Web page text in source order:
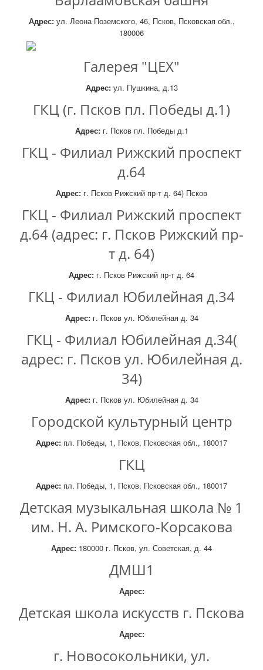
Адрес:ул. Леона Поземского, 46, Псков, Псковская обл.,
180006
Галерея "ЦЕХ"
Адрес:ул. Пушкина, д.13
ГКЦ (г. Псков пл. Победы д.1)
Адрес:г. Псков пл. Победы д.1
ГКЦ - Филиал Рижский проспект
д.64
Адрес: г. Псков Рижский пр-т д. 64) Псков
ГКЦ - Филиал Рижский проспект
д.64 (адрес: г. Псков Рижский пр-
т д. 64)
Адрес: г. Псков Рижский пр-т д. 64
ГКЦ - Филиал Юбилейная д.34
Адрес:г. Псков ул. Юбилейная д. 34
ГКЦ - Филиал Юбилейная д.34(
адрес: г. Псков ул. Юбилейная д.
34)
Адрес:г. Псков ул. Юбилейная д. 34
Городской культурный центр
Адрес: пл. Победы, 1, Псков, Псковская обл., 180017
ГКЦ
Адрес: пл. Победы, 1, Псков, Псковская обл., 180017
Детская музыкальная школа № 1
им. Н. А. Римского-Корсакова
Адрес: 180000 г. Псков, ул. Советская, д. 44
ДМШ1
Адрес:
Детская школа искусств г. Пскова
Адрес:
г. Новосокольники, ул.